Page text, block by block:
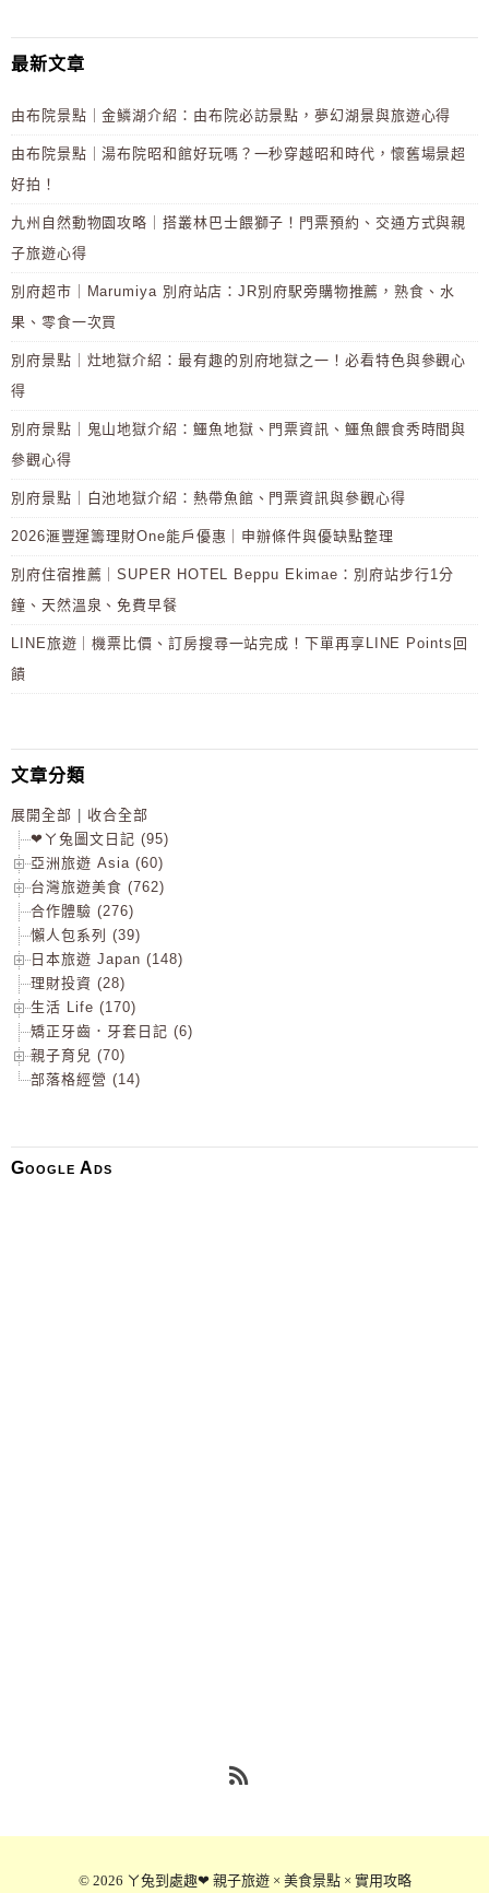
最新文章
由布院景點｜金鱗湖介紹：由布院必訪景點，夢幻湖景與旅遊心得
由布院景點｜湯布院昭和館好玩嗎？一秒穿越昭和時代，懷舊場景超
好拍！
九州自然動物園攻略｜搭叢林巴士餵獅子！門票預約、交通方式與親
子旅遊心得
別府超市｜Marumiya 別府站店：JR別府駅旁購物推薦，熟食、水
果、零食一次買
別府景點｜灶地獄介紹：最有趣的別府地獄之一！必看特色與參觀心
得
別府景點｜鬼山地獄介紹：鱷魚地獄、門票資訊、鱷魚餵食秀時間與
參觀心得
別府景點｜白池地獄介紹：熱帶魚館、門票資訊與參觀心得
2026滙豐運籌理財One能戶優惠｜申辦條件與優缺點整理
別府住宿推薦｜SUPER HOTEL Beppu Ekimae：別府站步行1分
鐘、天然溫泉、免費早餐
LINE旅遊｜機票比價、訂房搜尋一站完成！下單再享LINE Points回
饋
文章分類
展開全部
收合全部
❤ㄚ兔圖文日記 (95)
亞洲旅遊 Asia (60)
台灣旅遊美食 (762)
合作體驗 (276)
懶人包系列 (39)
日本旅遊 Japan (148)
理財投資 (28)
生活 Life (170)
矯正牙齒．牙套日記 (6)
親子育兒 (70)
部落格經營 (14)
Google Ads
© 2026 ㄚ兔到處趣❤ 親子旅遊 × 美食景點 × 實用攻略